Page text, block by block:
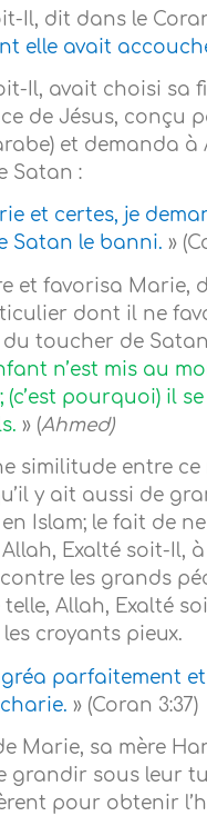
Il, dit dans le
elle avait
Il, avait choisi sa
de Jésus, conçu
et demanda à
Satan :
et certes, je
Satan le banni. »
et favorisa Marie,
dont il ne
toucher de
n’est mis au
pourquoi) il
» (Ahmed)
similitude entre ce
y ait aussi de
Islam; le fait de
Exalté soit-Il,
les grands
Allah, Exalté
croyants pieux.
parfaitement
» (Coran 3:37)
Marie, sa mère
grandir sous leur
pour obtenir